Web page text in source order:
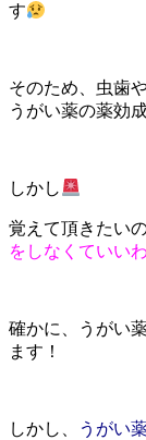
す
そのため、虫歯
うがい薬の薬効
しかし
覚えて頂きたいの
をしなくていい
確かに、うがい
ます！
しかし、 うがい